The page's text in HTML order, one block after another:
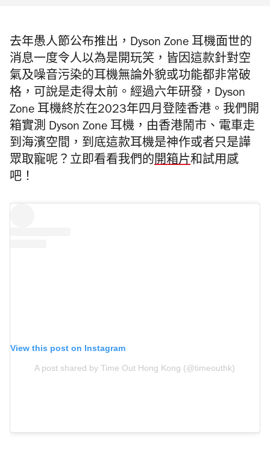
去年愚人節公布推出，Dyson Zone 耳機面世的
消息一度令人以為是開玩笑，皆因這款針對空
氣及噪音污染的耳機無論外貌或功能都非常破
格，可說是走得太前。經過六年研發，Dyson
Zone 耳機終於在2023年四月登陸香港。我們開
箱實測 Dyson Zone 耳機，由香港鬧市、電車走
到海濱空間，到底這款耳機是神作或者只是譁
眾取寵呢？立即看看我們的開箱片和試用感
吧！
View this post on Instagram
A post shared by Time Out Hong Kong (@timeouthk)